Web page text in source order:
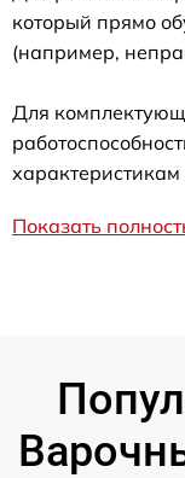
который прямо
(например,
Для
Показать